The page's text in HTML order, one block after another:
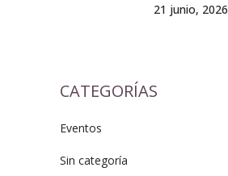
21 junio, 2026
CATEGORÍAS
Eventos
Sin categoría